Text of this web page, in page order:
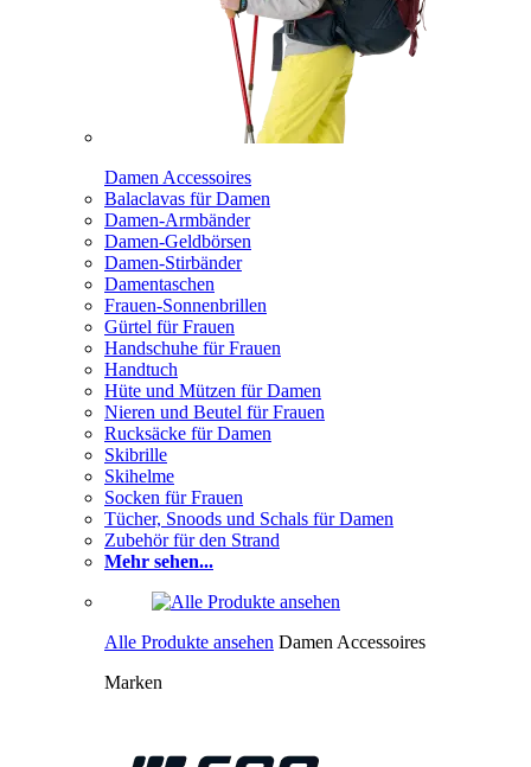
Damen Accessoires
Balaclavas für Damen
Damen-Armbänder
Damen-Geldbörsen
Damen-Stirbänder
Damentaschen
Frauen-Sonnenbrillen
Gürtel für Frauen
Handschuhe für Frauen
Handtuch
Hüte und Mützen für Damen
Nieren und Beutel für Frauen
Rucksäcke für Damen
Skibrille
Skihelme
Socken für Frauen
Tücher, Snoods und Schals für Damen
Zubehör für den Strand
Mehr sehen...
Alle Produkte ansehen Damen Accessoires
Marken